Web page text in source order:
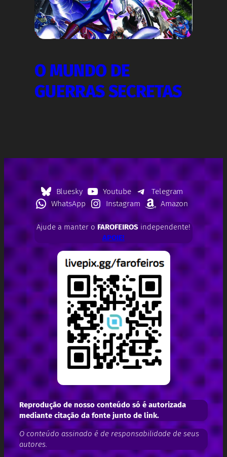
O MUNDO DE
GUERRAS SECRETAS
Bluesky Youtube
Telegram
WhatsApp
Instagram Amazon
Ajude a manter o FAROFEIROSindependente!
APOIE!
Reprodução de nosso conteúdo só é autorizada
mediante citação da fonte junto de link.
O conteúdo assinado é de responsabilidade de seus
autores.